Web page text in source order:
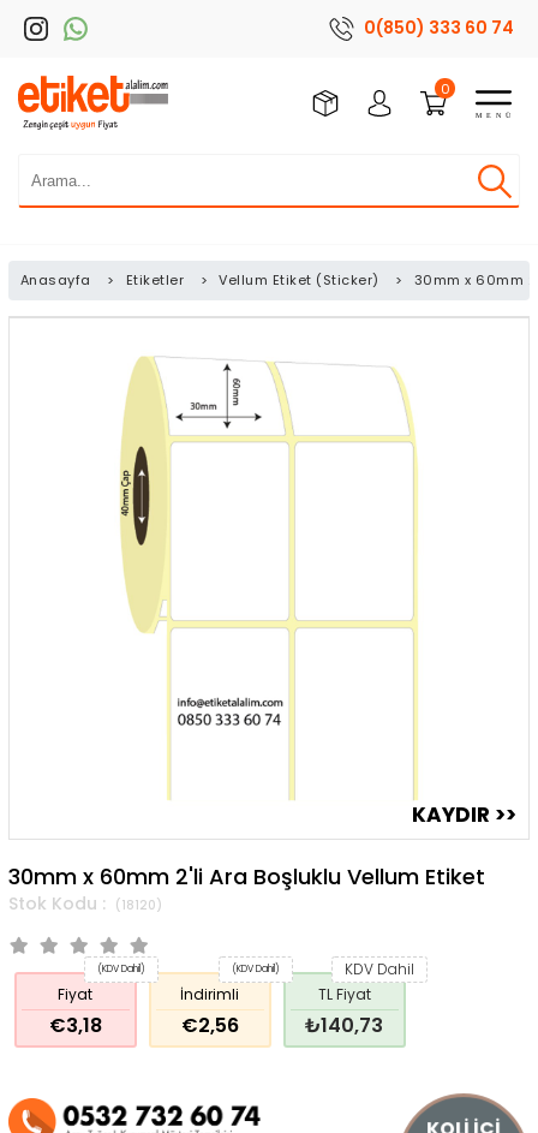
0(850) 333 60 74
0
Anasayfa > Etiketler > Vellum Etiket (Sticker) > 30mm x 60mm
30mm x 60mm 2'li Ara Boşluklu Vellum Etiket
(18120)
Fiyat
€3,18
(KDV Dahil)
İndirimli
€2,56
(KDV Dahil)
TL Fiyat
₺140,73
KDV Dahil